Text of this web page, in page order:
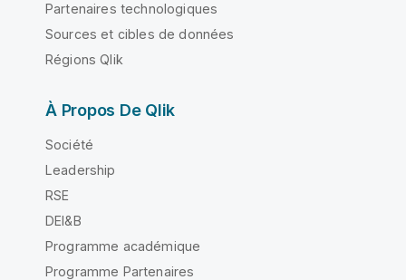
Partenaires technologiques
Sources et cibles de données
Régions Qlik
À Propos De Qlik
Société
Leadership
RSE
DEI&B
Programme académique
Programme Partenaires